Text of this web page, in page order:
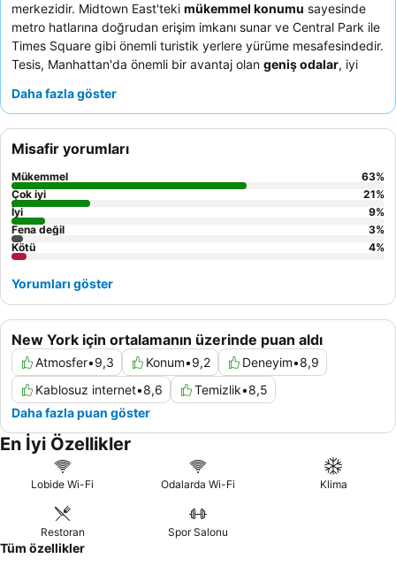
merkezidir. Midtown East'teki mükemmel konumu sayesinde
metro hatlarına doğrudan erişim imkanı sunar ve Central Park ile
Times Square gibi önemli turistik yerlere yürüme mesafesindedir.
Tesis, Manhattan'da önemli bir avantaj olan geniş odalar, iyi
havuz sunmaktadır. Konuklar, güler yüzlü ve etkili yaklaşımlarıyla
övmektedir. En iyi manzaralar için yüksek katlarda bir oda talep
etmeyi düşünebilirsiniz.
Daha fazla göster
New York için ortalamanın üzerinde puan aldı
Atmosfer•9,3 Konum•9,2 Deneyim•8,9
Kablosuz internet•8,6 Temizlik•8,5
Daha fazla puan göster
Misafir yorumları
Mükemmel 63%
Çok iyi
21%
İyi
9%
Fena değil
3%
Kötü
4%
Yorumları göster
En İyi Özellikler
Lobide Wi-Fi Odalarda Wi-Fi Klima
Restoran Spor Salonu
Tüm özellikler